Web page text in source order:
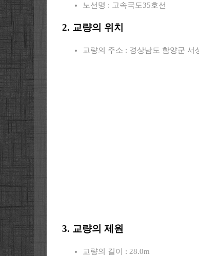
노선명 : 고속국도35호선
2. 교량의 위치
교량의 주소 : 경상남도 함양군 서
3. 교량의 제원
교량의 길이 : 28.0m